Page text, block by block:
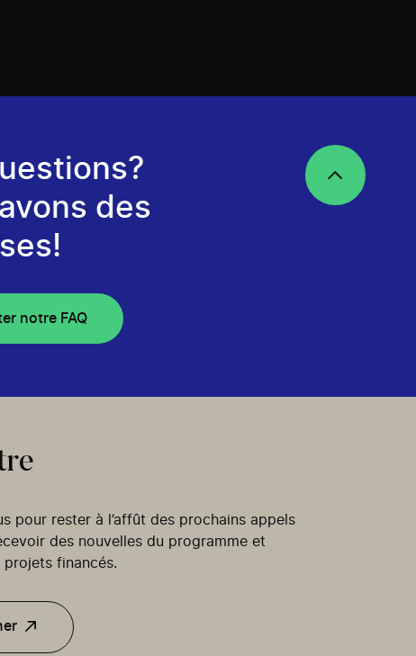
des
notre FAQ
pour rester à l’affût des prochains appels
des nouvelles du programme et
financés.